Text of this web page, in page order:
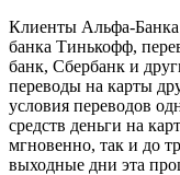
Клиенты Альфа-Банка
банка Тинькофф,
банк, Сбербанк и
переводы на карты
условия переводов
средств деньги на
мгновенно, так и до
выходные дни эта